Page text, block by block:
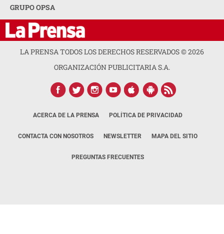
GRUPO OPSA
LA PRENSA TODOS LOS DERECHOS RESERVADOS ©2026
ORGANIZACIÓN PUBLICITARIA S.A.
ACERCA DE LA PRENSA POLÍTICA DE PRIVACIDAD
CONTACTA CON NOSOTROS NEWSLETTER MAPA DEL SITIO
PREGUNTAS FRECUENTES